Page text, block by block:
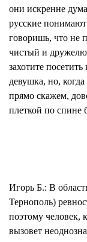
они искренне
русские
говоришь, что не
чистый и
захотите посетить
девушка, но,
прямо скажем,
плеткой по спине
Игорь Б.: В
Тернополь)
поэтому человек,
вызовет